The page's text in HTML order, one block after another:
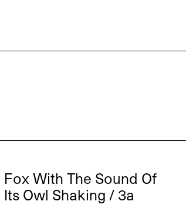
Fox With The Sound Of
Its Owl Shaking / 3a